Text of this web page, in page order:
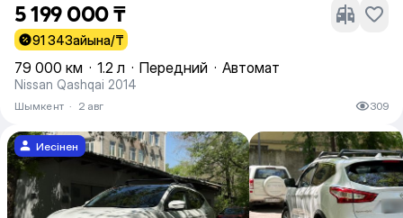
5 199 000 ₸
91 343айына/₸
79 000 км · 1.2 л · Передний · Автомат
Nissan Qashqai 2014
Шымкент · 2 авг 309
Иесінен